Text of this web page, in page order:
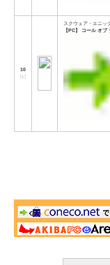
10
[↓]
スクウェア・エニッ
【PC】 コール オブ